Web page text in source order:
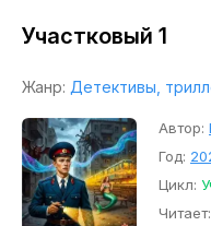
Участковый 1
Жанр: Детективы,
Автор:
Год:
Цикл:
Читает: